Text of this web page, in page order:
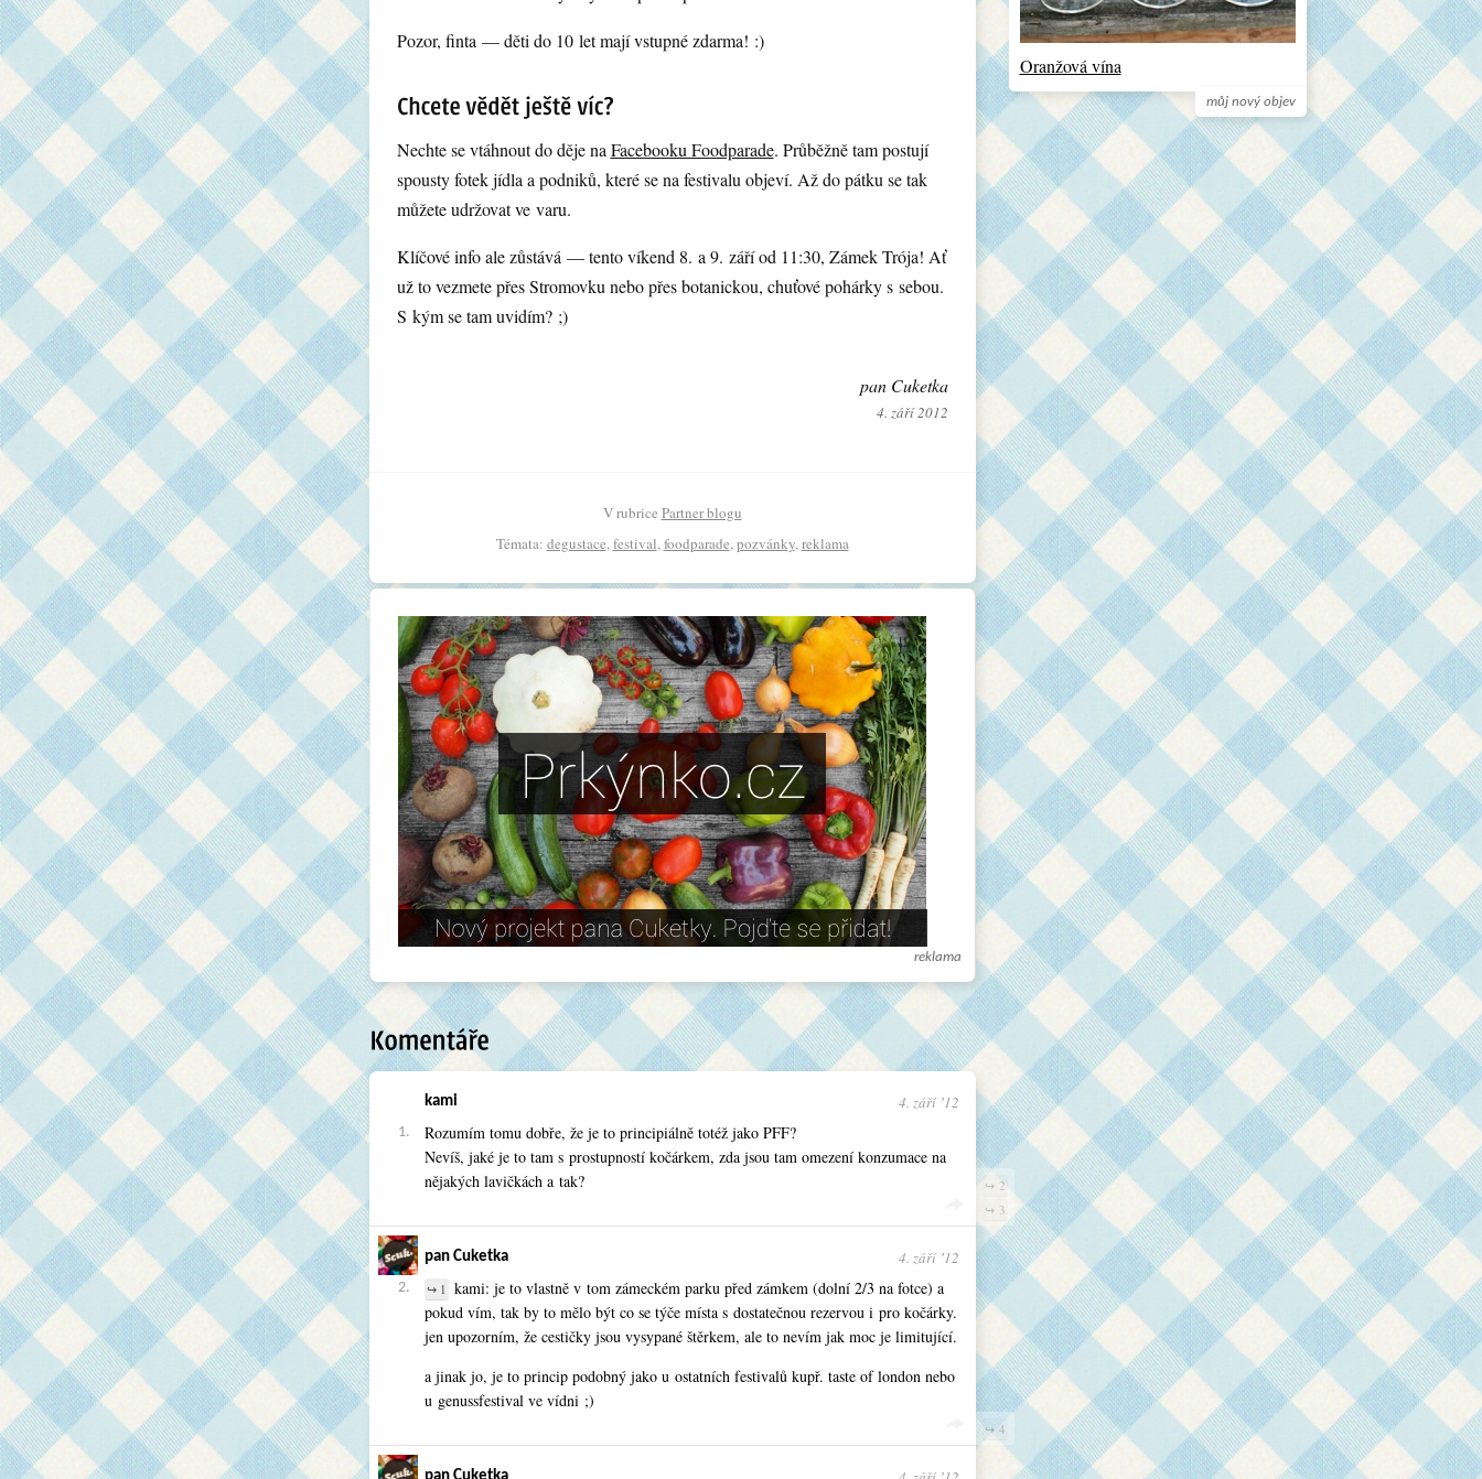
Pozor, finta — děti do 10 let mají vstupné zdarma! :)
Nechte se vtáhnout do děje na Facebooku Foodparade. Průběžně tam postují
spousty fotek jídla a podniků, které se na festivalu objeví. Až do pátku se tak
můžete udržovat ve varu.
Klíčové info ale zůstává — tento víkend 8. a 9. září od 11:30, Zámek Trója! Ať
už to vezmete přes Stromovku nebo přes botanickou, chuťové pohárky s sebou.
S kým se tam uvidím? ;)
pan Cuketka
4. září 2012
V rubrice Partner blogu
Témata: degustace,festival,foodparade,pozvánky,reklama
reklama
1.
kami 4. září ʼ12
Rozumím tomu dobře, že je to principiálně totéž jako PFF?
Nevíš, jaké je to tam s prostupností kočárkem, zda jsou tam omezení konzumace na
nějakých lavičkách a tak?
↪ 2
↪ 3
2.
pan Cuketka 4. září ʼ12
↪ 1 kami: je to vlastně v tom zámeckém parku před zámkem (dolní 2/3 na fotce) a
pokud vím, tak by to mělo být co se týče místa s dostatečnou rezervou i pro kočárky.
jen upozorním, že cestičky jsou vysypané štěrkem, ale to nevím jak moc je limitující.
a jinak jo, je to princip podobný jako u ostatních festivalů kupř. taste of london nebo
u genussfestival ve vídni ;)
↪ 4
můj nový objev
Oranžová vína